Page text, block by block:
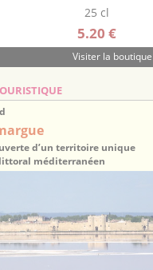
25 cl
5.20 €
Visiter la boutique
d’un territoire unique
méditerranéen